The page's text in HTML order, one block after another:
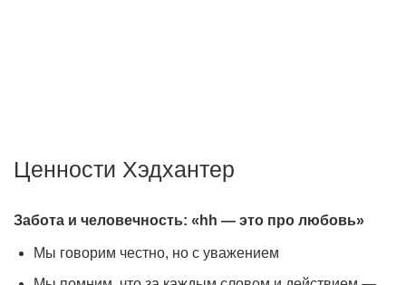
Ценности Хэдхантер
Забота и человечность: «hh — это про любовь»
Мы говорим честно, но с уважением